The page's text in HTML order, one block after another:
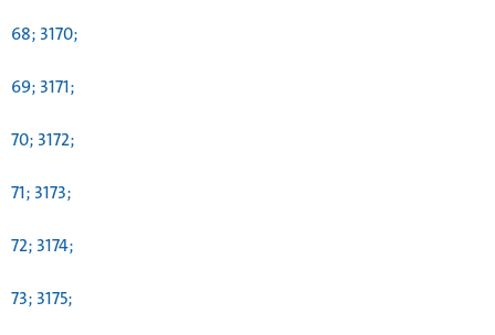
68; 3170;
69; 3171;
70; 3172;
71; 3173;
72; 3174;
73; 3175;